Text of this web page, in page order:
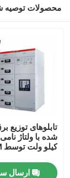
خانه
محصولات
محصولات توصیه
تابلوهای توزیع
کیلو ولت توسط OEM
ارسال